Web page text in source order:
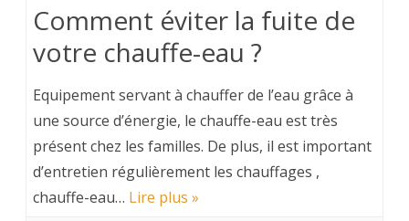
Comment éviter la fuite de
votre chauffe-eau ?
Equipement servant à chauffer de l’eau grâce à
une source d’énergie, le chauffe-eau est très
présent chez les familles. De plus, il est important
d’entretien régulièrement les chauffages ,
chauffe-eau… Lire plus »